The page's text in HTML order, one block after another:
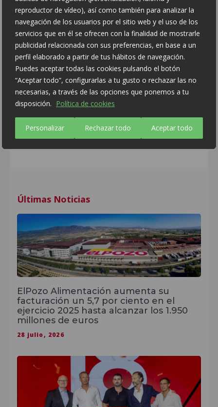
reproductor de vídeo), así como también para analizar la
navegación de los usuarios por el sitio web y el uso de los
servicios que en él se ofrecen con la finalidad de mostrarle
publicidad relacionada con sus preferencias, en base a un
perfil elaborado a partir de tus hábitos de navegación.
Puedes aceptar todas las cookies pulsando el botón
“Aceptar todo”, configurarlas a tu gusto o rechazar las no
necesarias, a través de las opciones que ponemos a tu
disposición. Política de cookies
Personalizar Rechazar todo Aceptar todo
disponibles en la web oficial de Campus
Experience de la Fundación Real Madrid:
Castellano:
https://campusexperiencermf.com/institucionales-
alhama-de-murcia/
Inglés:
https://campusexperiencermf.com/en/institucionales-
alhama-murcia/
Últimas Noticias
ElPozo Alimentación aumenta su
facturación un 5,7 por ciento en el
ejercicio 2025 hasta alcanzar los 1.950
millones de euros
28 julio, 2026